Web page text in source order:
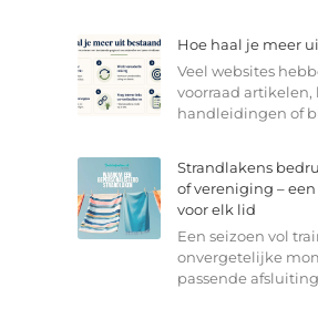
Hoe haal je meer
Veel websites
voorraad artikelen,
handleidingen of
Strandlakens
of vereniging –
voor elk lid
Een seizoen vol
onvergetelijke
passende